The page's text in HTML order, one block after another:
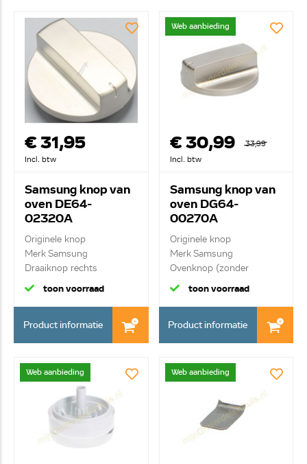
€ 31,95
Incl. btw
Samsung knop van
oven DE64-
02320A
Originele knop
Merk Samsung
Draaiknop rechts
toon voorraad
Product informatie
Web aanbieding
€ 30,99
33,99
Incl. btw
Samsung knop van
oven DG64-
00270A
Originele knop
Merk Samsung
Ovenknop (zonder
bladveer DG61...
toon voorraad
Product informatie
Web aanbieding Web aanbieding